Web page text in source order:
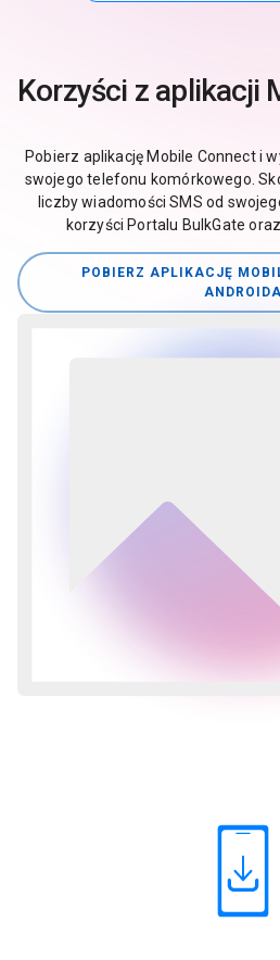
Korzyści z aplikacji
Pobierz aplikację Mobile Connect i
swojego telefonu komórkowego.
liczby wiadomości SMS od
korzyści Portalu BulkGate
POBIERZ APLIKACJĘ
ANDROIDA